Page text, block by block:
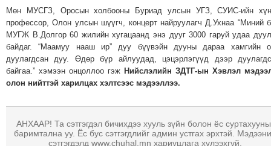
СУРГУУЛИЙН
ЭРГЭН
ТОЙРОНД
ЗӨРЧЛИЙН
ХУУЛИЙН
ЭРГЭН
СОНГУУЛЬ-2017
Мөн МУСГЗ, Оросын холбооны Буриад улсын УГЗ, СУИС-ийн
профессор, Олон улсын шүүгч, концерт найруулагч Д.Ухнаа “Миний
МУГЖ В.Долгор 60 жилийн хугацаанд энэ дууг 3000 гаруй удаа
байдаг. “Маамуу нааш ир” дуу бүүвэйн дууны дараа хамгийн
дуулагдсан дуу. Өдөр бүр айлуудад, цэцэрлэгүүд дээр
байгаа.” хэмээн онцоллоо гэж Нийслэлийн ЗДТГ-ын Хэвлэл
олон нийттэй харилцах хэлтсээс мэдээллээ.
АНХААР! Та сэтгэгдэл бичихдээ хууль зүйн болон ёс
баримтална уу. Ёс бус сэтгэгдлийг админ устгах эрхтэй.
сэтгэгдэлд www.chuhal.mn хариуцлага хүлээхгүй.